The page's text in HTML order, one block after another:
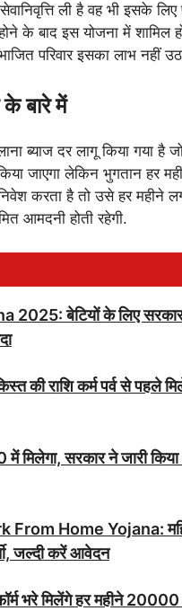
ली है वह भी इसके
के बाद इस योजना में
परिवार इसका लाभ नहीं
बारे में
ब्याज दर लागू किया गया है
जाएगा लेकिन भुगतान हर
करता है तो उसे हर
आमदनी होती रहेगी.
बेटियों के लिए
की राशि कर्म पर्व से
मिलेगा, सरकार ने जारी
Home Yojana:
जल्दी करें आवेदन
फॉर्म भरे मिलेंगे हर महीने